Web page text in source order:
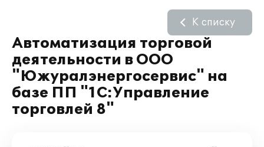
Автоматизация торговой
деятельности в ООО
"Южуралэнергосервис" на
базе ПП "1С:Управление
торговлей 8"
К списку